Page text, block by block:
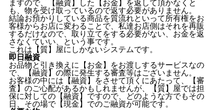
ますので、【融資】した【お金】を返して頂かなくと
も、物を受け取っているので返す必要がありません。
結論お預かりしている商品を質流れといって所有権をお
客様からお店に変わることで、私達お店側はそれを再販
するだけなので、取り立てをする必要がない、お金を返
さなくていい、という事です。
これは【質】屋にしかないシステムです。
即日融資
お品物と引き換えに【お金】をお渡しするサービスなの
で、【融資】の際に発生する審査等はございません。
お客様の中には【融資】をさせて頂くにあたって、【審
査】のご心配があるかもしれませんが、【質】屋では担
保に対しての【融資】ですので、どのような方でもその
日、その場で【現金】でのご融資が可能です。